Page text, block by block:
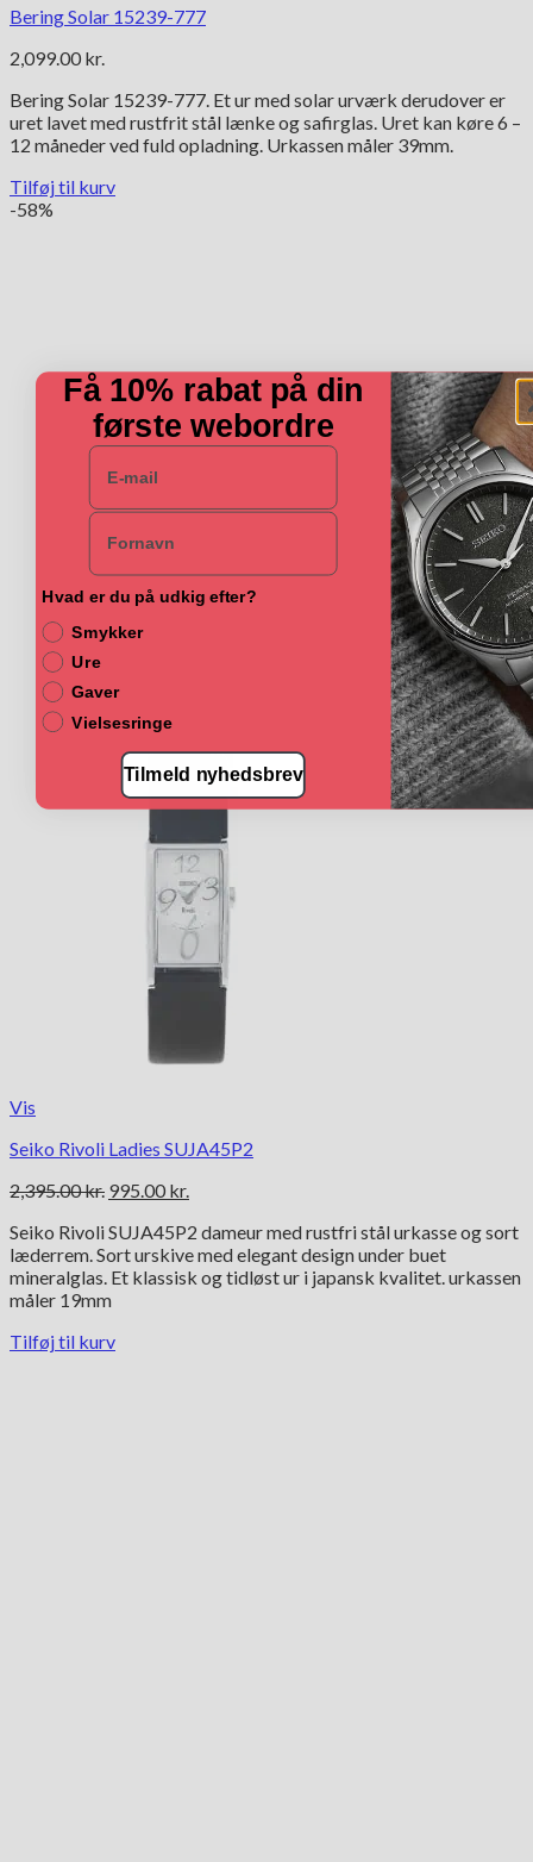
Bering Solar 15239-777
2,099.00 kr.
Bering Solar 15239-777. Et ur med solar urværk derudover er
uret lavet med rustfrit stål lænke og safirglas. Uret kan køre 6 –
12 måneder ved fuld opladning. Urkassen måler 39mm.
Tilføj til kurv
-58%
Vis
Seiko Rivoli Ladies SUJA45P2
2,395.00kr. Den
pris
var:
2,395.00 kr..
995.00 kr.
pris
er:
995.00 kr..
Seiko Rivoli SUJA45P2 dameur med rustfri stål urkasse og sort
læderrem. Sort urskive med elegant design under buet
mineralglas. Et klassisk og tidløst ur i japansk kvalitet. urkassen
måler 19mm
Tilføj til kurv
Få 10% rabat på din
første webordre
E-mail
Navn
Hvad er du på udkig efter?
Smykker
Ure
Gaver
Vielsesringe
Tilmeld nyhedsbrev